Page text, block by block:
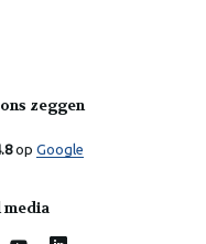
zeggen
op Google
media